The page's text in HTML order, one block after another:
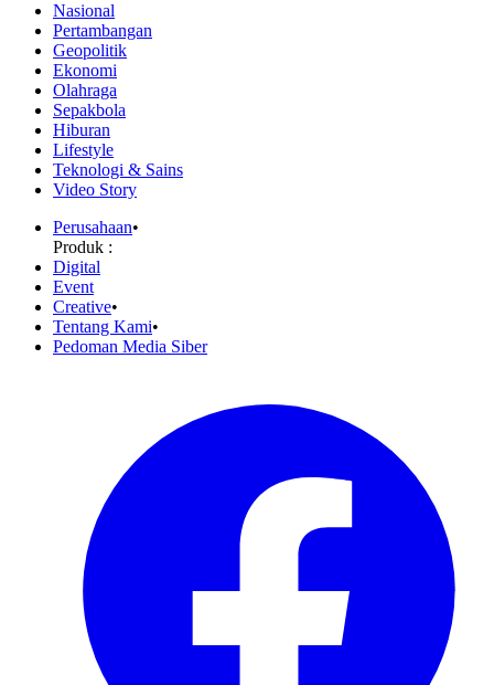
Nasional
Pertambangan
Geopolitik
Ekonomi
Olahraga
Sepakbola
Hiburan
Lifestyle
Teknologi & Sains
Video Story
Perusahaan•
Produk :
Digital
Event
Creative•
Tentang Kami•
Pedoman Media Siber